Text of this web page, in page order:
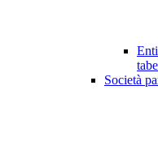
Società